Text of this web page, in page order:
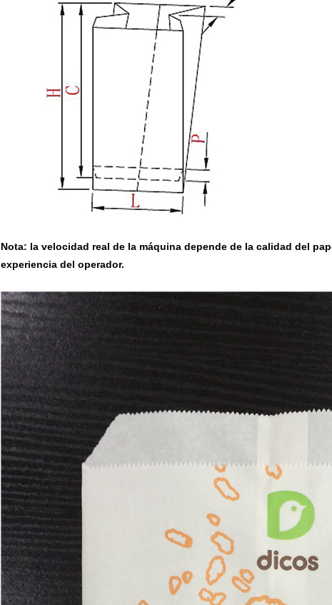
Nota: la velocidad real de la máquina depende de la calidad del
experiencia del operador.